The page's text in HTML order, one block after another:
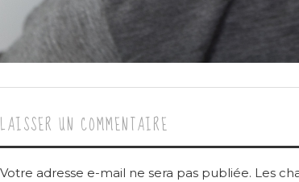
LAISSER UN COMMENTAIRE
Votre adresse e-mail ne sera pas publiée. Les